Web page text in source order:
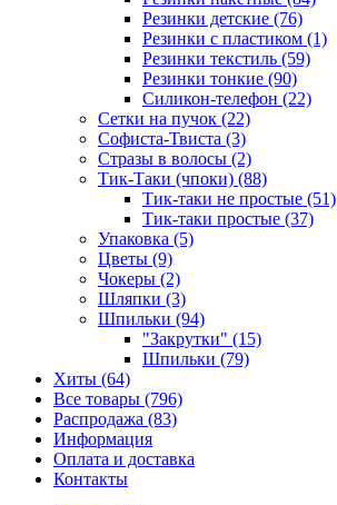
Резинки детские (76)
Резинки с пластиком (1)
Резинки текстиль (59)
Резинки тонкие (90)
Силикон-телефон (22)
Сетки на пучок (22)
Софиста-Твиста (3)
Стразы в волосы (2)
Тик-Таки (чпоки) (88)
Тик-таки не простые (51)
Тик-таки простые (37)
Упаковка (5)
Цветы (9)
Чокеры (2)
Шляпки (3)
Шпильки (94)
"Закрутки" (15)
Шпильки (79)
Хиты (64)
Все товары (796)
Распродажа (83)
Информация
Оплата и доставка
Контакты